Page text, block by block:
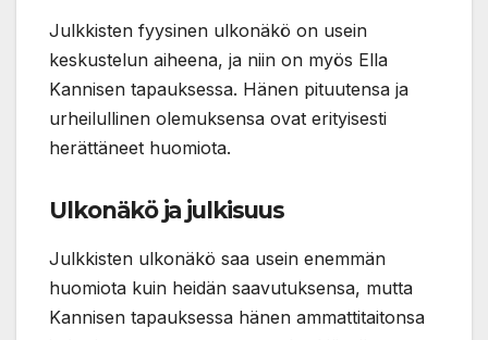
Julkkisten fyysinen ulkonäkö on usein
keskustelun aiheena, ja niin on myös Ella
Kannisen tapauksessa. Hänen pituutensa ja
urheilullinen olemuksensa ovat erityisesti
herättäneet huomiota.
Ulkonäkö ja julkisuus
Julkkisten ulkonäkö saa usein enemmän
huomiota kuin heidän saavutuksensa, mutta
Kannisen tapauksessa hänen ammattitaitonsa